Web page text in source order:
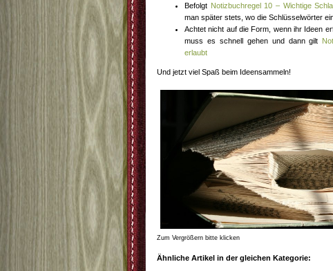
Befolgt Notizbuchregel 10 – Wichtige
man später stets, wo die Schlüsselwörter
Achtet nicht auf die Form, wenn ihr Ideen
muss es schnell gehen und dann gilt
erlaubt
Und jetzt viel Spaß beim Ideensammeln!
Zum Vergrößern bitte klicken
Ähnliche Artikel in der gleichen Kategorie: